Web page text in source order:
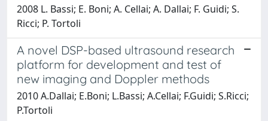
2008 L. Bassi; E. Boni; A. Cellai; A. Dallai; F. Guidi; S.
Ricci; P. Tortoli
A novel DSP-based ultrasound research
platform for development and test of
new imaging and Doppler methods
2010 A.Dallai; E.Boni; L.Bassi; A.Cellai; F.Guidi; S.Ricci;
P.Tortoli